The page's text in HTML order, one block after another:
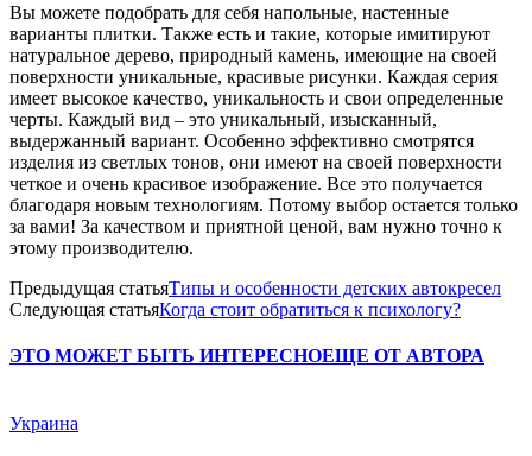
Вы можете подобрать для себя напольные, настенные
варианты плитки. Также есть и такие, которые имитируют
натуральное дерево, природный камень, имеющие на своей
поверхности уникальные, красивые рисунки. Каждая серия
имеет высокое качество, уникальность и свои определенные
черты. Каждый вид – это уникальный, изысканный,
выдержанный вариант. Особенно эффективно смотрятся
изделия из светлых тонов, они имеют на своей поверхности
четкое и очень красивое изображение. Все это получается
благодаря новым технологиям. Потому выбор остается только
за вами! За качеством и приятной ценой, вам нужно точно к
этому производителю.
Предыдущая статьяТипы и особенности детских автокресел
Следующая статьяКогда стоит обратиться к психологу?
ЭТО МОЖЕТ БЫТЬ ИНТЕРЕСНОЕЩЕ ОТ АВТОРА
Украина